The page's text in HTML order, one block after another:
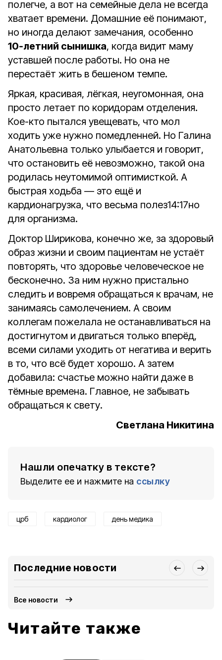
полегче, а вот на семейные дела не всегда
хватает времени. Домашние её понимают,
но иногда делают замечания, особенно
10‑летний сынишка, когда видит маму
уставшей после работы. Но она не
перестаёт жить в бешеном темпе.
Яркая, красивая, лёгкая, неугомонная, она
просто летает по коридорам отделения.
Кое-кто пытался увещевать, что мол
ходить уже нужно помедленней. Но Галина
Анатольевна только улыбается и говорит,
что остановить её невозможно, такой она
родилась неутомимой оптимисткой. А
быстрая ходьба — это ещё и
кардионагрузка, что весьма полез14:17но
для организма.
Доктор Ширикова, конечно же, за здоровый
образ жизни и своим пациентам не устаёт
повторять, что здоровье человеческое не
бесконечно. За ним нужно пристально
следить и вовремя обращаться к врачам, не
занимаясь самолечением. А своим
коллегам пожелала не останавливаться на
достигнутом и двигаться только вперёд,
всеми силами уходить от негатива и верить
в то, что всё будет хорошо. А затем
добавила: счастье можно найти даже в
тёмные времена. Главное, не забывать
обращаться к свету.
Светлана Никитина
Нашли опечатку в тексте?
Выделите ее и нажмите на ссылку
црб кардиолог день медика
Последние новости
Все новости
Читайте также